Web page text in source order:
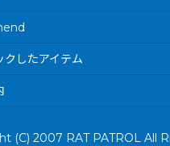
クしたアイテム
(C) 2007 RAT PATROL All